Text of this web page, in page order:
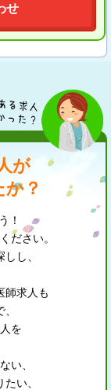
せ
が
？
！
ださい。
し、
師求人も
を
い、
い、